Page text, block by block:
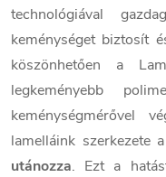
technológiával
keménységet biztosít
köszönhetően a
legkeményebb
keménységmérővel
lamelláink szerkezete a
utánozza. Ezt a